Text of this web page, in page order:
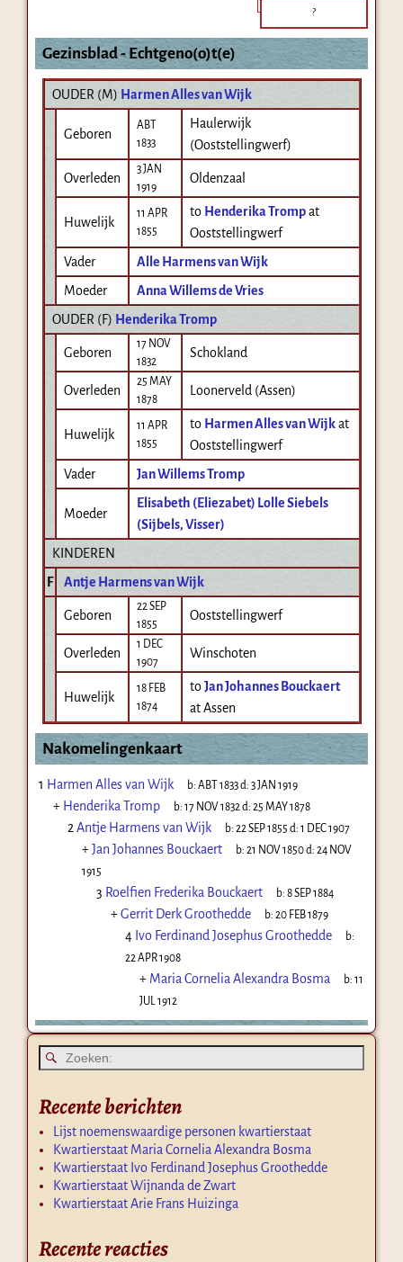
?
Gezinsblad - Echtgeno(o)t(e)
OUDER (M) Harmen Alles van Wijk
Geboren
ABT
1833
Haulerwijk
(Ooststellingwerf)
Overleden
3 JAN
1919
Oldenzaal
Huwelijk
11 APR
1855
to Henderika Tromp at
Ooststellingwerf
Vader
Alle Harmens van Wijk
Moeder
Anna Willems de Vries
OUDER (F) Henderika Tromp
Geboren
17 NOV
1832
Schokland
Overleden
25 MAY
1878
Loonerveld (Assen)
Huwelijk
11 APR
1855
to Harmen Alles van Wijk at
Ooststellingwerf
Vader
Jan Willems Tromp
Moeder
Elisabeth (Eliezabet) Lolle Siebels
(Sijbels, Visser)
KINDEREN
F
Antje Harmens van Wijk
Geboren
22 SEP
1855
Ooststellingwerf
Overleden
1 DEC
1907
Winschoten
Huwelijk
18 FEB
1874
toJan Johannes Bouckaert
at Assen
Nakomelingenkaart
1 Harmen Alles van Wijk b:ABT 1833d:3 JAN 1919
+ Henderika Tromp b:17 NOV 1832 d:25 MAY 1878
2 Antje Harmens van Wijk b:22 SEP 1855 d:1 DEC 1907
+Jan Johannes Bouckaert b:21 NOV 1850d:24 NOV
1915
3 Roelfien Frederika Bouckaert b:8 SEP 1884
+Gerrit Derk Groothedde b:20 FEB 1879
4 Ivo Ferdinand Josephus Groothedde
b:
22 APR 1908
+ Maria Cornelia Alexandra Bosma b:11
JUL 1912
Recente berichten
Lijst noemenswaardige personen kwartierstaat
Kwartierstaat Maria Cornelia Alexandra Bosma
Kwartierstaat Ivo Ferdinand Josephus Groothedde
Kwartierstaat Wijnanda de Zwart
Kwartierstaat Arie Frans Huizinga
Recente reacties